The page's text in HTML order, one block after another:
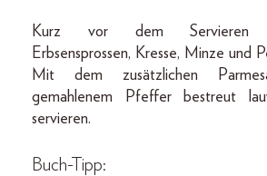
Kurz vor dem Servieren
Erbsensprossen, Kresse, Minze und
Mit dem zusätzlichen
gemahlenem Pfeffer bestreut
servieren.
Buch-Tipp: